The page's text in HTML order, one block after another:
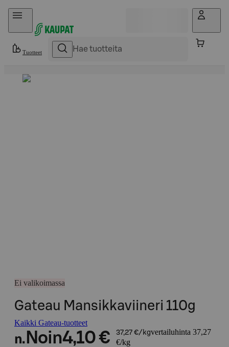
Hyppää sisältöön
Tuotteet
Ei valikoimassa
Gateau Mansikkaviineri 110g
Kaikki Gateau-tuotteet
n. Noin4,10 € 37,27 €/kgvertailuhinta 37,27
€/kg